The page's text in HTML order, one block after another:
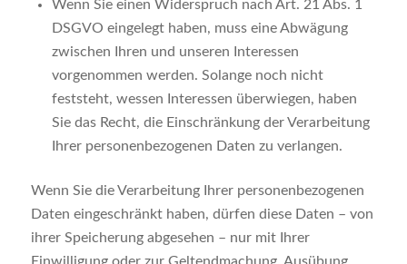
Wenn Sie einen Widerspruch nach Art. 21 Abs. 1
DSGVO eingelegt haben, muss eine Abwägung
zwischen Ihren und unseren Interessen
vorgenommen werden. Solange noch nicht
feststeht, wessen Interessen überwiegen, haben
Sie das Recht, die Einschränkung der Verarbeitung
Ihrer personenbezogenen Daten zu verlangen.
Wenn Sie die Verarbeitung Ihrer personenbezogenen
Daten eingeschränkt haben, dürfen diese Daten – von
ihrer Speicherung abgesehen – nur mit Ihrer